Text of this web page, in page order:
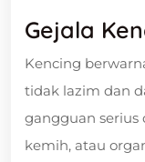
Gejala
Kencing
tidak lazim dan
gangguan serius
kemih, atau